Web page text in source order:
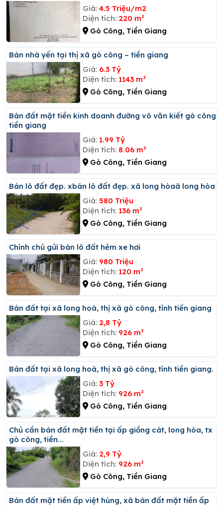
Giá: 4.5 Triệu/m2
Diện tích: 220 m²
Gò Công, Tiền Giang
Bán nhà yến tại thị xã gò công – tiền giang
Giá: 6.3 Tỷ
Diện tích: 1143 m²
Gò Công, Tiền Giang
Bán đất mặt tiền kinh doanh đường võ văn kiết gò công
tiền giang
Giá: 1.99 Tỷ
Diện tích: 8.06 m²
Gò Công, Tiền Giang
Bán lô đất đẹp. xbán lô đất đẹp. xã long hòaã long hòa
Giá: 580 Triệu
Diện tích: 136 m²
Gò Công, Tiền Giang
Chính chủ gửi bán lô đất hẻm xe hơi
Giá: 980 Triệu
Diện tích: 120 m²
Gò Công, Tiền Giang
Bán đất tại xã long hoà, thị xã gò công, tỉnh tiền giang
Giá: 2,8 Tỷ
Diện tích: 926 m²
Gò Công, Tiền Giang
Bán đất tại xã long hoà, thị xã gò công, tỉnh tiền giang.
Giá: 3 Tỷ
Diện tích: 926 m²
Gò Công, Tiền Giang
Chủ cần bán đất mặt tiền tại ấp giồng cát, long hòa, tx
gò công, tiền...
Giá: 2,9 Tỷ
Diện tích: 926 m²
Gò Công, Tiền Giang
Bán đất mặt tiền ấp việt hùng, xã bán đất mặt tiền ấp